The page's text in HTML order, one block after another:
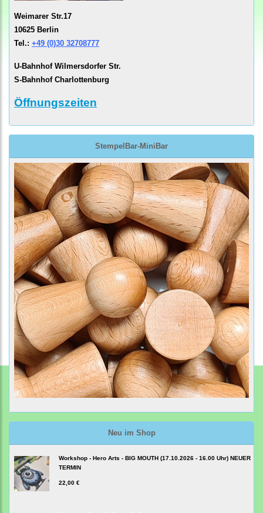
Weimarer Str.17
10625 Berlin
Tel.: +49 (0)30 32708777
U-Bahnhof Wilmersdorfer Str.
S-Bahnhof Charlottenburg
Öffnungszeiten
StempelBar-MiniBar
Neu im Shop
Workshop - Hero Arts - BIG MOUTH (17.10.2026 - 16.00 Uhr) NEUER
TERMIN
22,00 €